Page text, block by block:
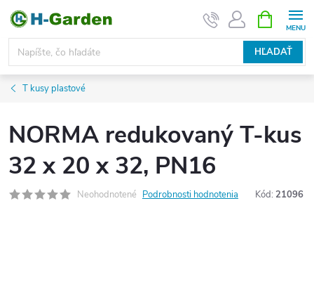
Prejsť
obsah
HĽADAŤ
KOŠÍK
T kusy plastové
NORMA redukovaný T-kus
32 x 20 x 32, PN16
Neohodnotené Podrobnosti hodnotenia Kód: 21096